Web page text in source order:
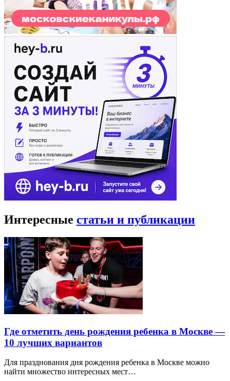
Интересные статьи и публикации
Где отметить день рождения ребенка в Москве —
10 лучших вариантов
Для празднования дня рождения ребенка в Москве можно
найти множество интересных мест…